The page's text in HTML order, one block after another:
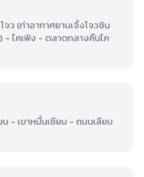
ว (ท่าอากาศยานเจิ้งโจวซิน
- ไคเฟิง - ตลาดกลางคืนไค
- เขาหมื่นเซียน - ถนนเลียบ